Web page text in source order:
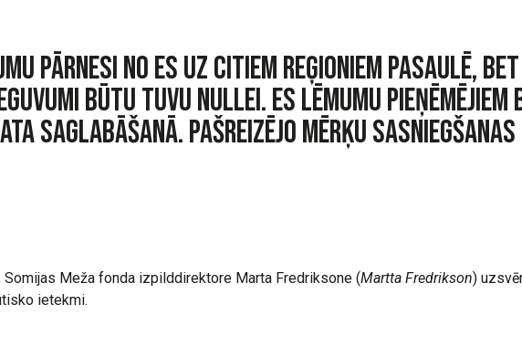
pārnesi no ES uz citiem reģioniem pasaulē,
būtu tuvu nullei. ES lēmumu pieņēmējiem
saglabāšanā. Pašreizējo mērķu
Meža fonda izpilddirektore Marta Fredriksone (Martta Fredrikson)
ietekmi.